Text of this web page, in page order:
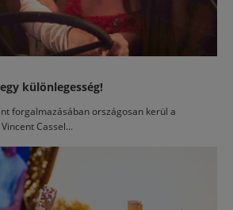
különlegesség!
forgalmazásában országosan kerül a
Cassel...